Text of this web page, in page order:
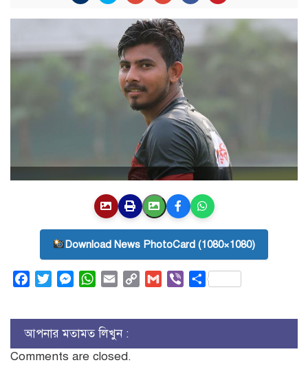
Download News PhotoCard (1080×1080)
FacebookTwitterMessenger
WhatsApp
Email
Copy
Gmail ViberShare
আপনার মতামত লিখুন :
Comments are closed.